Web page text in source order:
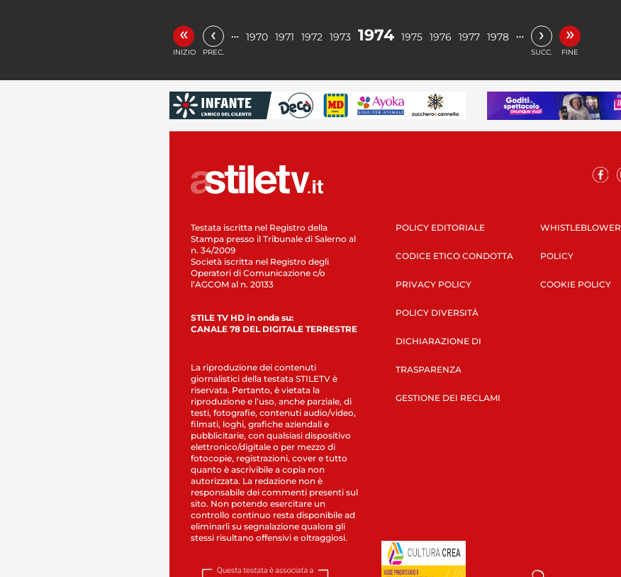
«
INIZIO
‹
PREC.
… 1970 1971 1972 1973 1974 1975 1976 1977 1978 … ›
SUCC.
»
FINE
Testata iscritta nel Registro della
Stampa presso il Tribunale di Salerno al
n. 34/2009
Società iscritta nel Registro degli
Operatori di Comunicazione c/o
l’AGCOM al n. 20133
STILE TV HD in onda su:
CANALE 78 DEL DIGITALE TERRESTRE
La riproduzione dei contenuti
giornalistici della testata STILETV è
riservata. Pertanto, è vietata la
riproduzione e l’uso, anche parziale, di
testi, fotografie, contenuti audio/video,
filmati, loghi, grafiche aziendali e
pubblicitarie, con qualsiasi dispositivo
elettronico/digitale o per mezzo di
fotocopie, registrazioni, cover e tutto
quanto è ascrivibile a copia non
autorizzata. La redazione non è
responsabile dei commenti presenti sul
sito. Non potendo esercitare un
controllo continuo resta disponibile ad
eliminarli su segnalazione qualora gli
stessi risultano offensivi e oltraggiosi.
POLICY EDITORIALE
CODICE ETICO CONDOTTA
PRIVACY POLICY
POLICY DIVERSITÀ
DICHIARAZIONE DI
TRASPARENZA
GESTIONE DEI RECLAMI
WHISTLEBLOWER
POLICY
COOKIE POLICY